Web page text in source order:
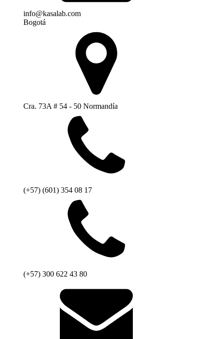
info@kasalab.com
Bogotá
Cra. 73A # 54 - 50 Normandía
(+57) (601) 354 08 17
(+57) 300 622 43 80